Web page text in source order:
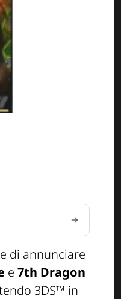
di annunciare
e 7th Dragon
3DS™ in